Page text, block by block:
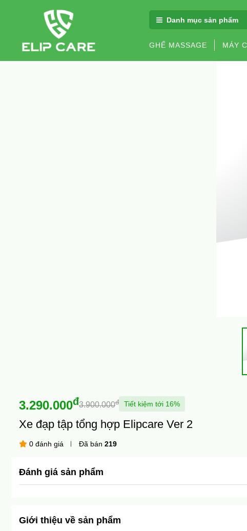
Danh mục sản phẩm
GHẾ MASSAGE MÁY
3.290.000đ3.900.000đ Tiết kiệm tới 16%
Xe đạp tập tổng hợp Elipcare Ver 2
0 đánh giá Đã bán 219
Đánh giá sản phẩm
Giới thiệu về sản phẩm